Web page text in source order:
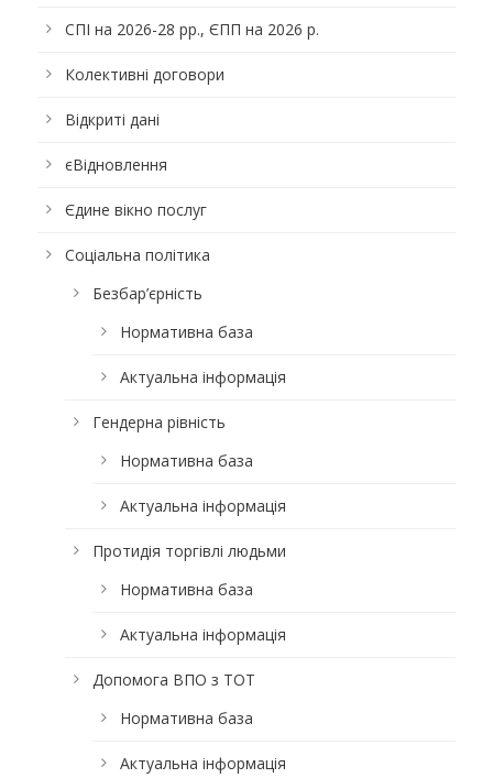
СПІ на 2026-28 рр., ЄПП на 2026 р.
Колективні договори
Відкриті дані
єВідновлення
Єдине вікно послуг
Соціальна політика
Безбар’єрність
Нормативна база
Актуальна інформація
Гендерна рівність
Нормативна база
Актуальна інформація
Протидія торгівлі людьми
Нормативна база
Актуальна інформація
Допомога ВПО з ТОТ
Нормативна база
Актуальна інформація